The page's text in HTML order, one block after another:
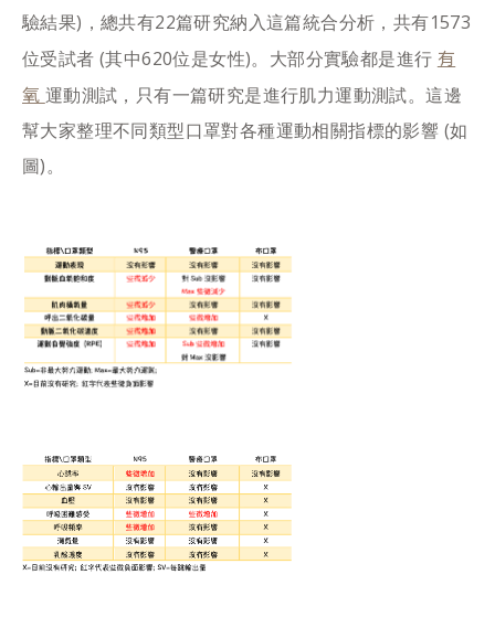
驗結果)，總共有22篇研究納入這篇統合分析，共有1573
位受試者 (其中620位是女性)。大部分實驗都是進行 有
氧 運動測試，只有一篇研究是進行肌力運動測試。這邊
幫大家整理不同類型口罩對各種運動相關指標的影響 (如
圖)。​